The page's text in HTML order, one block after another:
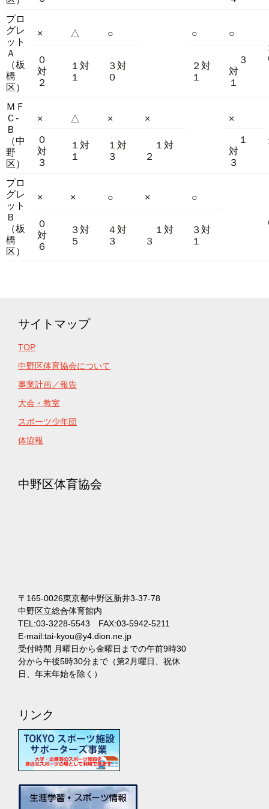
プロ
グレ
ット
Ａ
（板
橋
区）
× △ ○ ○
○
０
対
２
１対
１
３対
０
２対
１
３
対
１
ＭＦ
Ｃ-
Ｂ
（中
野
区）
× △ × × ×
０
対
３
１対
１
１対
３
１対
２
１
対
３
プロ
グレ
ット
Ｂ
（板
橋
区）
× × ○ × ○
０
対
６
３対
５
４対
３
１対
３
３対
１
サイトマップ
TOP
中野区体育協会について
事業計画／報告
大会・教室
スポーツ少年団
体協報
中野区体育協会
〒165-0026東京都中野区新井3-37-78
中野区立総合体育館内
TEL:03-3228-5543 FAX:03-5942-5211
E-mail:tai-kyou@y4.dion.ne.jp
受付時間 月曜日から金曜日までの午前9時30
分から午後5時30分まで（第2月曜日、祝休
日、年末年始を除く）
リンク